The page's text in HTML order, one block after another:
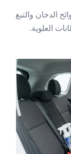
الدخان والتبغ
العلوية.